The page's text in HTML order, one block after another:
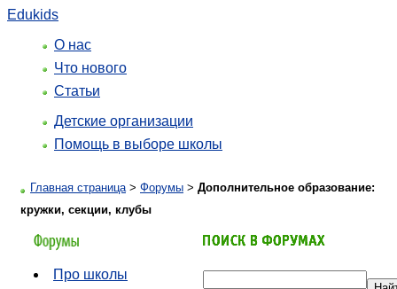
Edukids
О нас
Что нового
Статьи
Детские организации
Помощь в выборе школы
Главная страница> Форумы > Дополнительное образование:
кружки, секции, клубы
Про школы